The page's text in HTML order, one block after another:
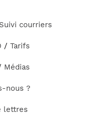
Suivi courriers
/ Tarifs
Médias
nous ?
lettres